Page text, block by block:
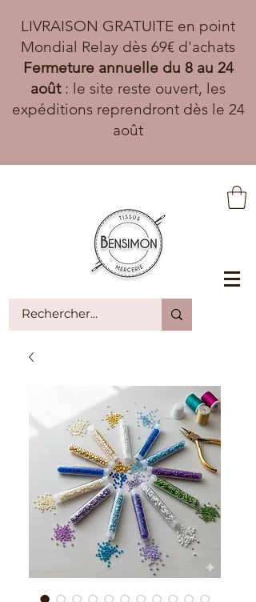
LIVRAISON GRATUITE en point
Mondial Relay dès 69€ d'achats
Fermeture annuelle du 8 au 24
août: le site reste ouvert, les
expéditions reprendront dès le 24
août